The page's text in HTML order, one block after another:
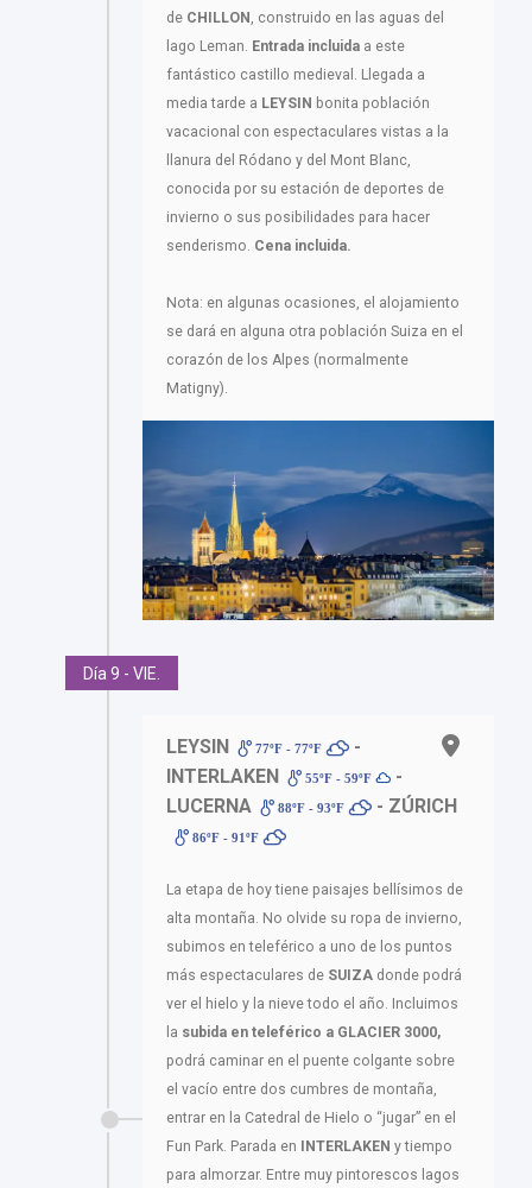
de CHILLON , construido en las aguas del
lago Leman. Entrada incluida a este
fantástico castillo medieval. Llegada a
media tarde a LEYSIN bonita población
vacacional con espectaculares vistas a la
llanura del Ródano y del Mont Blanc,
conocida por su estación de deportes de
invierno o sus posibilidades para hacer
senderismo. Cena incluida.
Nota: en algunas ocasiones, el alojamiento
se dará en alguna otra población Suiza en el
corazón de los Alpes (normalmente
Matigny).
Día 9 - VIE.
LEYSIN 77ºF - 77ºF
-
INTERLAKEN
55ºF - 59ºF
-
LUCERNA
88ºF - 93ºF - ZÚRICH
86ºF - 91ºF
La etapa de hoy tiene paisajes bellísimos de
alta montaña. No olvide su ropa de invierno,
subimos en teleférico a uno de los puntos
más espectaculares de SUIZA donde podrá
ver el hielo y la nieve todo el año. Incluimos
la subida en teleférico a GLACIER 3000,
podrá caminar en el puente colgante sobre
el vacío entre dos cumbres de montaña,
entrar en la Catedral de Hielo o “jugar” en el
Fun Park. Parada en INTERLAKEN y tiempo
para almorzar. Entre muy pintorescos lagos